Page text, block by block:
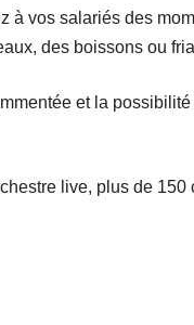
à vos salariés des
des boissons ou
et la possibilité
live, plus de 150